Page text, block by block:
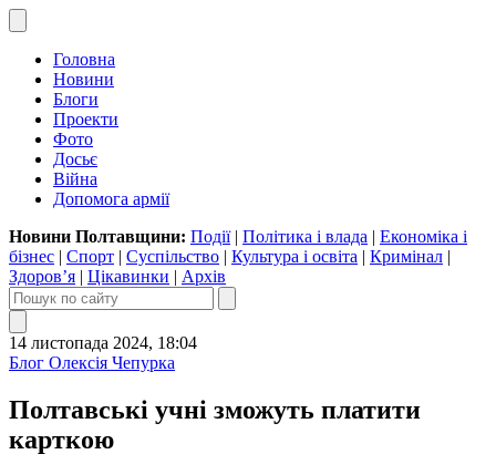
Головна
Новини
Блоги
Проекти
Фото
Досьє
Війна
Допомога армії
Новини Полтавщини: Події| Політика і влада | Економіка і
бізнес | Спорт | Суспільство | Культура і освіта | Кримінал |
Здоров’я | Цікавинки | Архів
14 листопада 2024, 18:04
Блог Олексія Чепурка
Полтавські учні зможуть платити
карткою